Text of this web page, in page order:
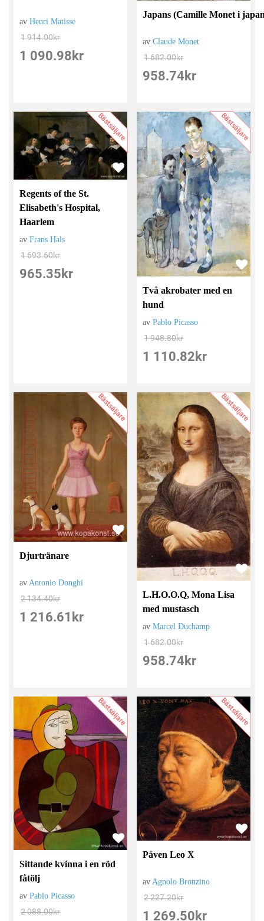
avHenri Matisse
1 914.00kr
1 090.98 kr
Japans (Camille Monet i
avClaude Monet
1 682.00kr
958.74 kr
Bästsäljare
Regents of the St.
Elisabeth's Hospital,
Haarlem
avFrans Hals
1 693.60kr
965.35 kr
Bästsäljare
Två akrobater med en
hund
avPablo Picasso
1 948.80kr
1 110.82 kr
Bästsäljare
Djurtränare
avAntonio Donghi
2 134.40kr
1 216.61 kr
Bästsäljare
L.H.O.O.Q, Mona Lisa
med mustasch
avMarcel Duchamp
1 682.00kr
958.74 kr
Bästsäljare
Sittande kvinna i en röd
fåtölj
avPablo Picasso
2 088.00kr
Bästsäljare
Påven Leo X
avAgnolo Bronzino
2 227.20kr
1 269.50 kr